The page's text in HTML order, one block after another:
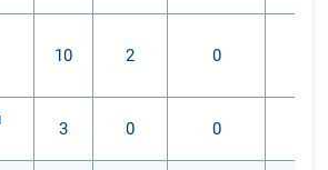
10 2 0
3 0 0